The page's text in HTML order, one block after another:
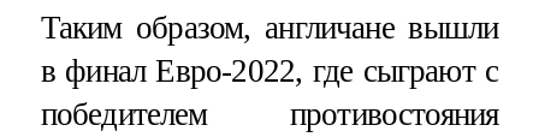
Таким образом, англичане вышли
в финал Евро-2022, где сыграют с
победителем противостояния